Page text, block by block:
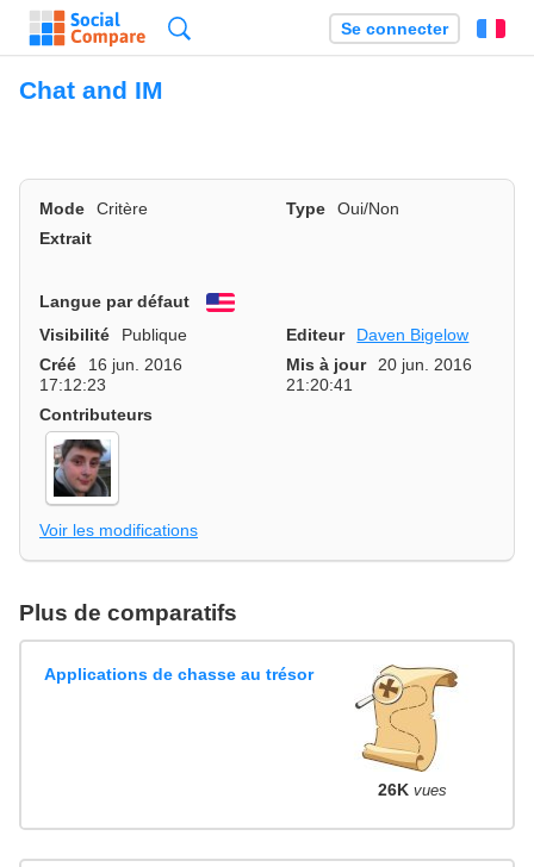
Se connecter
Chat and IM
Mode Critère Type
Oui/Non
Extrait
Langue par défaut
English
Visibilité
Publique Editeur
Daven Bigelow
Créé
16 jun. 2016
17:12:23
Mis à jour
20 jun. 2016
21:20:41
Contributeurs
Voir les modifications
Plus de comparatifs
Applications de chasse au trésor
26K vues